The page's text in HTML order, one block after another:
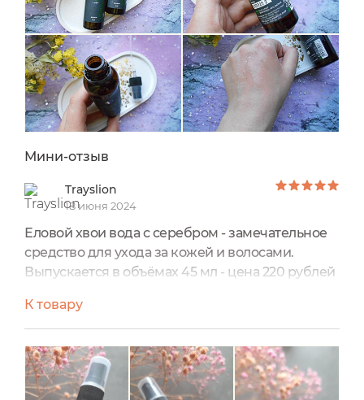
Мини-отзыв
Trayslion
18 июня 2024
Еловой хвои вода с серебром - замечательное
средство для ухода за кожей и волосами.
Выпускается в объёмах 45 мл - цена 220 рублей
У меня 2 флакона, один из них подошёл к концу,
но я рада, что в запасе есть второй. Оба по 45
мл, в стеклянном пузырьке. В составе всего 2
компонента - дистиллят еловой хвои и
К товару